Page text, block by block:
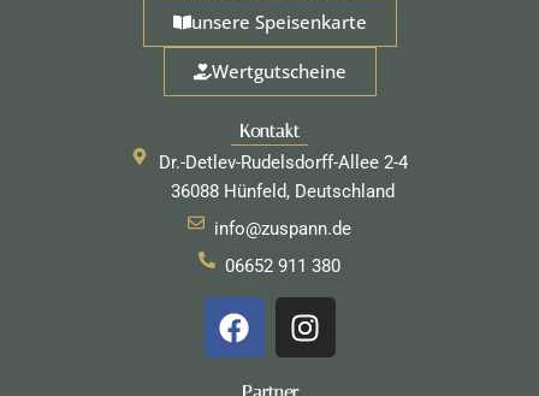
unsere Speisenkarte
Wertgutscheine
Kontakt
Dr.-Detlev-Rudelsdorff-Allee 2-4
36088 Hünfeld, Deutschland
info@zuspann.de
06652 911 380
F
a
c
I
n
s